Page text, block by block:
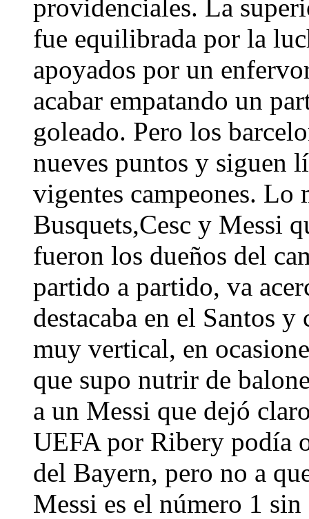
providenciales. La
fue equilibrada por la
apoyados por un
acabar empatando un
goleado. Pero los
nueves puntos y siguen
vigentes campeones.
Busquets,Cesc y Messi
fueron los dueños del
partido a partido, va
destacaba en el Santos
muy vertical, en
que supo nutrir de
a un Messi que dejó
UEFA por Ribery podía
del Bayern, pero no a
Messi es el número 1